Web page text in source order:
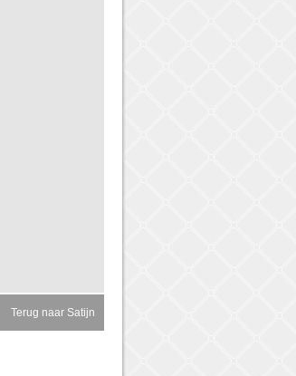
Terug naar Satijn